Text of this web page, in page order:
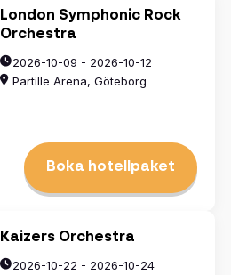
London Symphonic Rock
Orchestra
2026-10-09 - 2026-10-12
Partille Arena, Göteborg
Boka hotellpaket
Kaizers Orchestra
2026-10-22 - 2026-10-24